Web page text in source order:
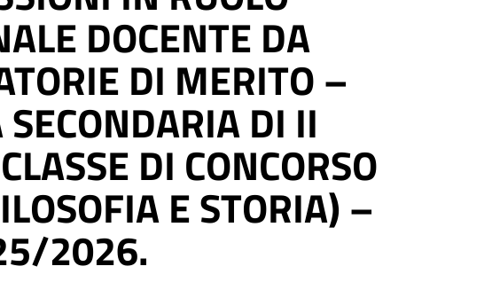
DOCENTE DA
DI MERITO –
SECONDARIA DI II
DI CONCORSO
E STORIA) –
2026.